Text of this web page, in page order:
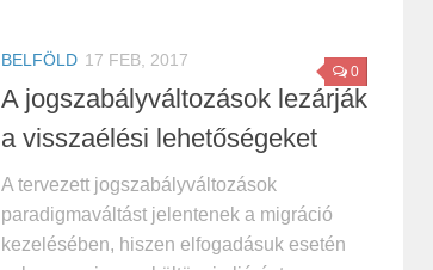
0
BELFÖLD 17 FEB, 2017
A jogszabályváltozások lezárják
a visszaélési lehetőségeket
A tervezett jogszabályváltozások
paradigmaváltást jelentenek a migráció
kezelésében, hiszen elfogadásuk esetén